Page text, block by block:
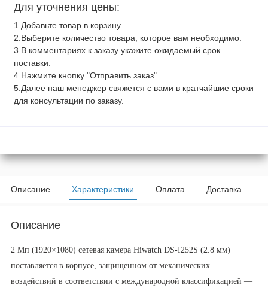
Для уточнения цены:
1.Добавьте товар в корзину.
2.Выберите количество товара, которое вам необходимо.
3.В комментариях к заказу укажите ожидаемый срок
поставки.
4.Нажмите кнопку "Отправить заказ".
5.Далее наш менеджер свяжется с вами в кратчайшие сроки
для консультации по заказу.
Описание Характеристики Оплата Доставка
Описание
2 Мп (1920×1080) сетевая камера Hiwatch DS-I252S (2.8 мм)
поставляется в корпусе, защищенном от механических
воздействий в соответствии с международной классификацией —